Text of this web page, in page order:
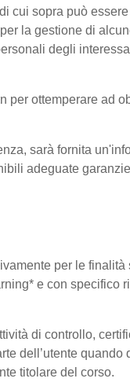
cui sopra può
la gestione di
degli
ottemperare ad
sarà fornita
adeguate
per le
e con specifico
di controllo,
dell’utente
titolare del corso.